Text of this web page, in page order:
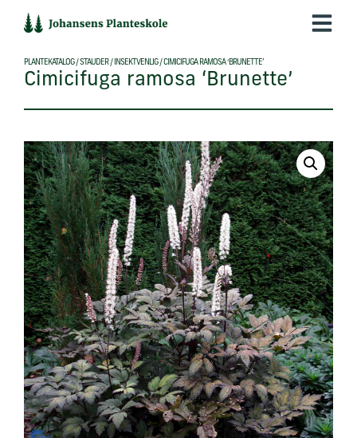
indholdet
PLANTEKATALOG/STAUDER/ INSEKTVENLIG/CIMICIFUGA RAMOSA ‘BRUNETTE’
Cimicifuga ramosa ‘Brunette’